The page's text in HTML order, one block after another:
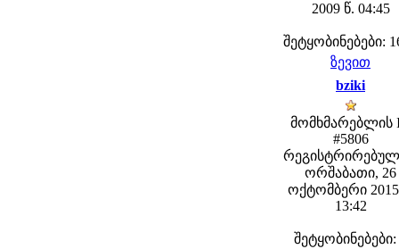
2009 წ. 04:45
შეტყობინებები:
ზევით
bziki
მომხმარებლის
#5806
ორშაბათი, 26
ოქტომბერი
13:42
შეტყობინებები: